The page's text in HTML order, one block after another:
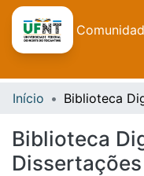
Início
Biblioteca